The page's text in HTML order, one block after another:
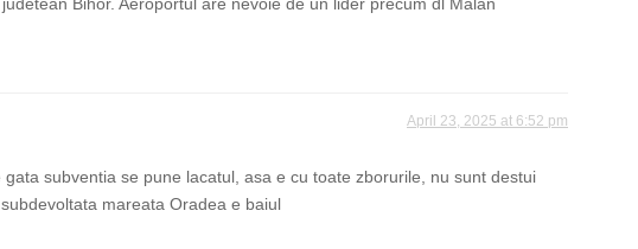
April 23, 2025 at 6:52 pm
gata subventia se pune lacatul, asa e cu toate zborurile, nu sunt destui
mareata Oradea e baiul